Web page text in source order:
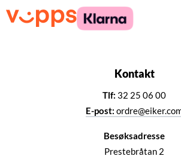
Kontakt
Tlf: 32 25 06 00
E-post:
Besøksadresse
Prestebråtan 2